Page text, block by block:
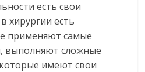
есть свои
хирургии есть
применяют самые
выполняют сложные
имеют свои